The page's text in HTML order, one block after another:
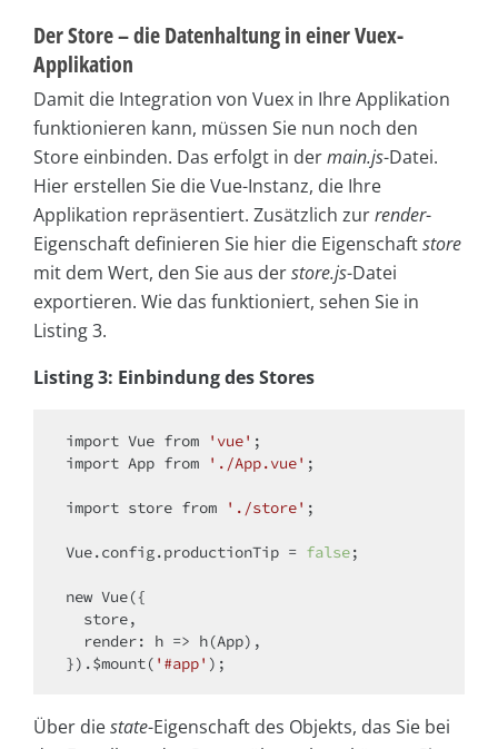
Der Store – die Datenhaltung in einer Vuex-
Applikation
Damit die Integration von Vuex in Ihre Applikation
funktionieren kann, müssen Sie nun noch den
Store einbinden. Das erfolgt in dermain.js-Datei.
Hier erstellen Sie die Vue-Instanz, die Ihre
Applikation repräsentiert. Zusätzlich zurrender-
Eigenschaft definieren Sie hier die Eigenschaftstore
mit dem Wert, den Sie aus derstore.js-Datei
exportieren. Wie das funktioniert, sehen Sie in
Listing 3.
Listing 3: Einbindung des Stores
import Vue from 'vue'
import App from './App.vue' ;
import store from './store' ;
Vue.config.productionTip = false;
new Vue({
render: h => h(App),
}).$mount( '#app'
Über diestate-Eigenschaft des Objekts, das Sie bei